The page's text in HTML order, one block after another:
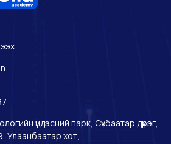
үндэсний парк, Сүхбаатар дүүрэг,
Улаанбаатар хот,